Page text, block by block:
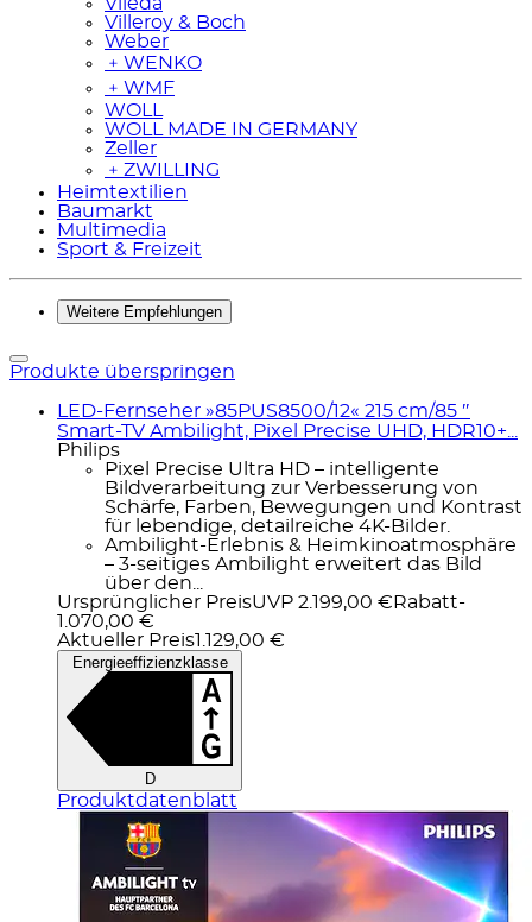
Villeroy & Boch
Weber
﹢ WENKO
﹢ WMF
WOLL
WOLL MADE IN GERMANY
Zeller
﹢ ZWILLING
Heimtextilien
Baumarkt
Multimedia
Sport & Freizeit
Weitere Empfehlungen
Produkte überspringen
LED-Fernseher »85PUS8500/12« 215 cm/85 ″
Smart-TV Ambilight, Pixel Precise UHD, HDR10+...
Philips
Pixel Precise Ultra HD – intelligente
Bildverarbeitung zur Verbesserung von
Schärfe, Farben, Bewegungen und Kontrast
für lebendige, detailreiche 4K-Bilder.
Ambilight-Erlebnis & Heimkinoatmosphäre
– 3-seitiges Ambilight erweitert das Bild
über den...
Ursprünglicher PreisUVP 2.199,00 € Rabatt-
1.070,00 €
Aktueller Preis1.129,00 €
Energieeffizienzklasse
D
Produktdatenblatt